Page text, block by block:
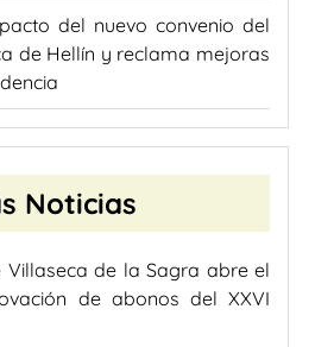
del nuevo convenio del
de Hellín y reclama mejoras
Noticias
Villaseca de la Sagra abre el
de abonos del XXVI